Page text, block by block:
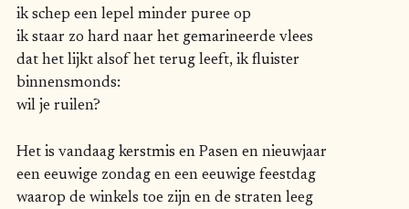
ik schep een lepel minder puree op
ik staar zo hard naar het gemarineerde vlees
dat het lijkt alsof het terug leeft, ik fluister
binnensmonds:
wil je ruilen?
Het is vandaag kerstmis en Pasen en nieuwjaar
een eeuwige zondag en een eeuwige feestdag
waarop de winkels toe zijn en de straten leeg